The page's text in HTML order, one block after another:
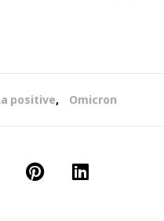
positive, Omicron